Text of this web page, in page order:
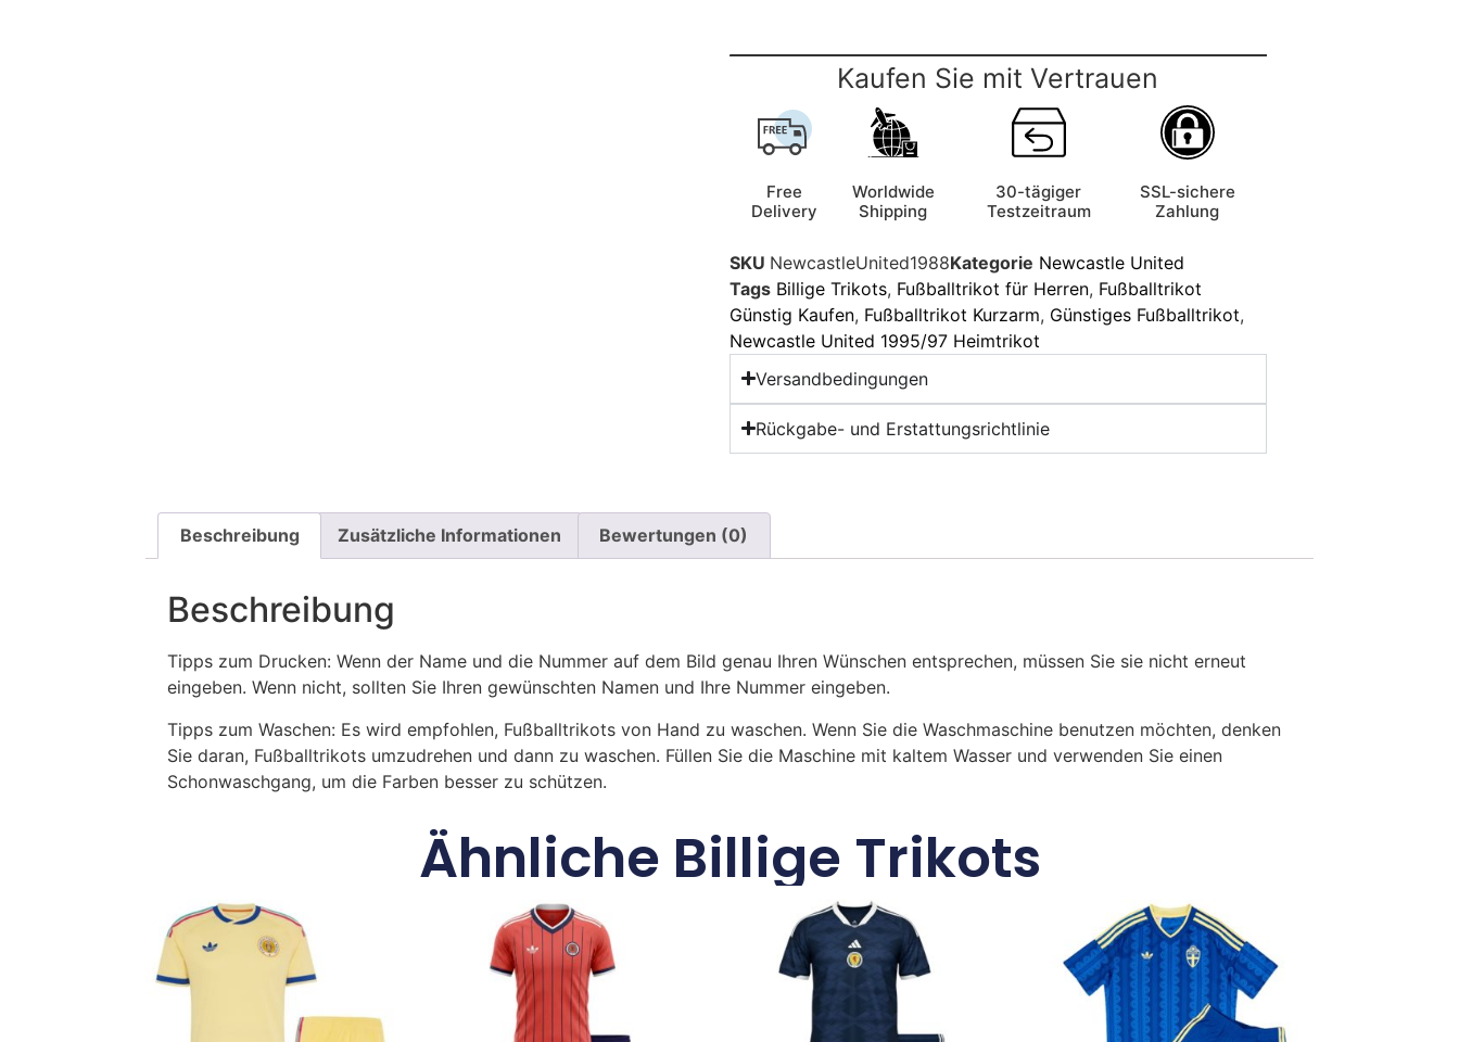
Kaufen Sie mit Vertrauen
Free
Delivery
Worldwide
Shipping
30-tägiger
Testzeitraum
SSL-sichere
Zahlung
SKU NewcastleUnited1988Kategorie Newcastle United
Tags Billige Trikots, Fußballtrikot für Herren, Fußballtrikot
Günstig Kaufen, Fußballtrikot Kurzarm, Günstiges Fußballtrikot,
Newcastle United 1995/97 Heimtrikot
Versandbedingungen
Rückgabe- und Erstattungsrichtlinie
Beschreibung Zusätzliche Informationen Bewertungen (0)
Beschreibung
Tipps zum Drucken: Wenn der Name und die Nummer auf dem Bild genau Ihren Wünschen entsprechen, müssen Sie sie nicht erneut
eingeben. Wenn nicht, sollten Sie Ihren gewünschten Namen und Ihre Nummer eingeben.
Tipps zum Waschen: Es wird empfohlen, Fußballtrikots von Hand zu waschen. Wenn Sie die Waschmaschine benutzen möchten, denken
Sie daran, Fußballtrikots umzudrehen und dann zu waschen. Füllen Sie die Maschine mit kaltem Wasser und verwenden Sie einen
Schonwaschgang, um die Farben besser zu schützen.
Ähnliche Billige Trikots